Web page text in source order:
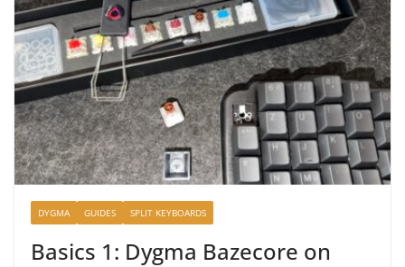
DYGMA GUIDES SPLIT KEYBOARDS
Basics 1: Dygma Bazecore on